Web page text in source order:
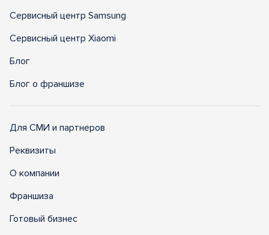
Сервисный центр Samsung
Сервисный центр Xiaomi
Блог
Блог о франшизе
Для СМИ и партнеров
Реквизиты
О компании
Франшиза
Готовый бизнес